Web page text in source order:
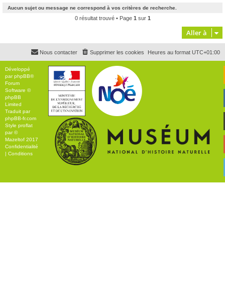
c
h
e
Aucun sujet ou message ne correspond à vos critères de recherche.
0 résultat trouvé • Page 1 sur 1
Aller à
Heures au format UTC+01:00
Supprimer les cookies
Nous contacter
Développé
parphpBB®
Forum
Software ©
phpBB
Limited
Traduit par
phpBB-fr.com
Style proflat
par ©
Mazeltof 2017
Confidentialité
| Conditions